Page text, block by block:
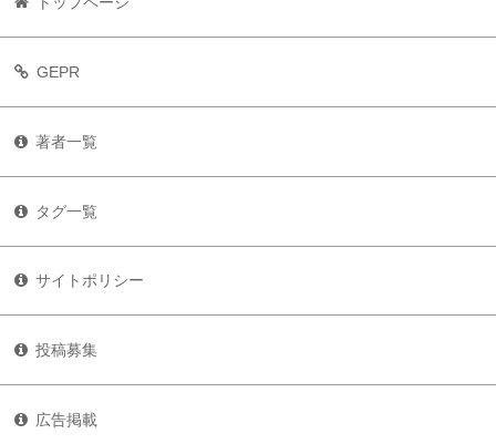
GEPR
著者一覧
タグ一覧
サイトポリシー
投稿募集
広告掲載